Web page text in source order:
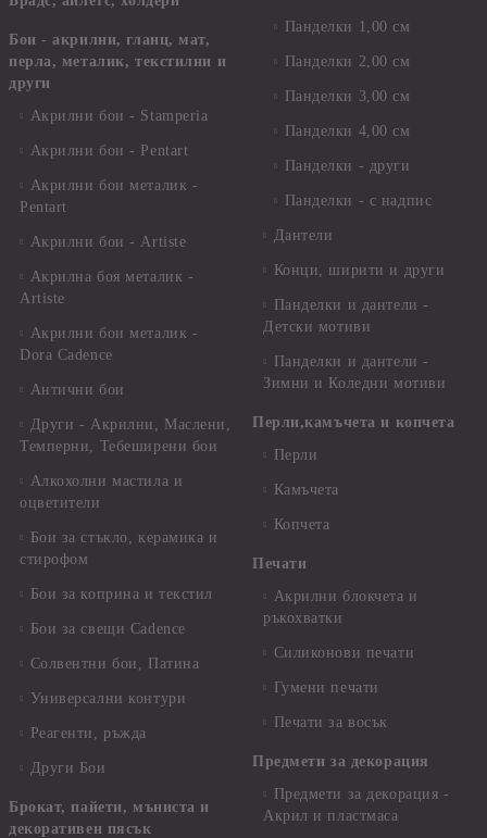
Бои - акрилни, гланц, мат,
перла, металик, текстилни и
други
Акрилни бои - Stamperia
Акрилни бои - Pentart
Акрилни бои металик -
Pentart
Акрилни бои - Artiste
Акрилна боя металик -
Artiste
Акрилни бои металик -
Dora Cadence
Антични бои
Други - Акрилни, Маслени,
Темперни, Тебеширени бои
Алкохолни мастила и
оцветители
Бои за стъкло, керамика и
стирофом
Бои за коприна и текстил
Бои за свещи Cadence
Солвентни бои, Патина
Универсални контури
Реагенти, ръжда
Други Бои
Брокат, пайети, мъниста и
декоративен пясък
Панделки 1,00 см
Панделки 2,00 см
Панделки 3,00 см
Панделки 4,00 см
Панделки - други
Панделки - с надпис
Дантели
Конци, ширити и други
Панделки и дантели -
Детски мотиви
Панделки и дантели -
Зимни и Коледни мотиви
Перли,камъчета и копчета
Перли
Камъчета
Копчета
Печати
Акрилни блокчета и
ръкохватки
Силиконови печати
Гумени печати
Печати за восък
Предмети за декорация
Предмети за декорация -
Акрил и пластмаса